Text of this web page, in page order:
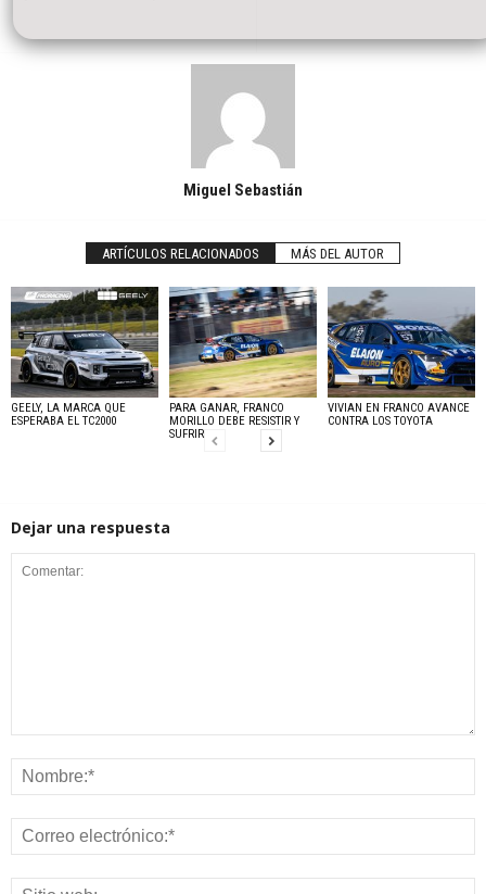
Miguel Sebastián
ARTÍCULOS RELACIONADOS MÁS DEL AUTOR
GEELY, LA MARCA QUE
ESPERABA EL TC2000
PARA GANAR, FRANCO
MORILLO DEBE RESISTIR Y
SUFRIR
VIVIAN EN FRANCO AVANCE
CONTRA LOS TOYOTA
Dejar una respuesta